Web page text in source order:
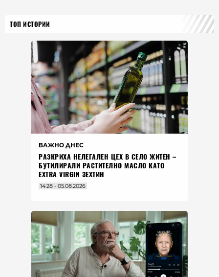
ТОП ИСТОРИИ
ВАЖНО ДНЕС
РАЗКРИХА НЕЛЕГАЛЕН ЦЕХ В СЕЛО ЖИТЕН –
БУТИЛИРАЛИ РАСТИТЕЛНО МАСЛО КАТО
EXTRA VIRGIN ЗЕХТИН
14:28 - 05.08.2026